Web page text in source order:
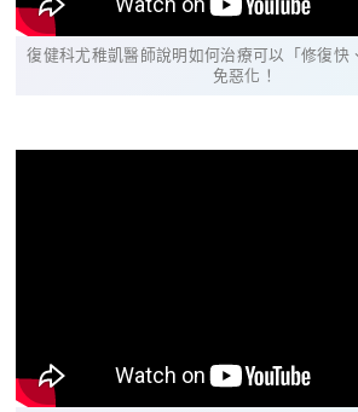
復健科尤稚凱醫師說明如何治療可以「修復快
免惡化！